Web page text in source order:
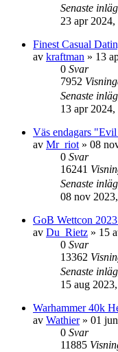
Senaste
23 apr 2024,
Finest Сasual
av kraftman » 13
0 Svar
7952
Senaste
13 apr 2024,
Väs endagars
av Mr_riot » 08
0 Svar
16241
Senaste
08 nov
GoB Wettcon
av Du_Rietz » 15
0 Svar
13362
Senaste
15 aug
Warhammer 40k
av Wathier» 01
0 Svar
11885